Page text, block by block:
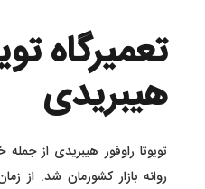
تعمیرگاه
هیبریدی
تویوتا راوفور هیبریدی از
روانه بازار کشورمان شد. از